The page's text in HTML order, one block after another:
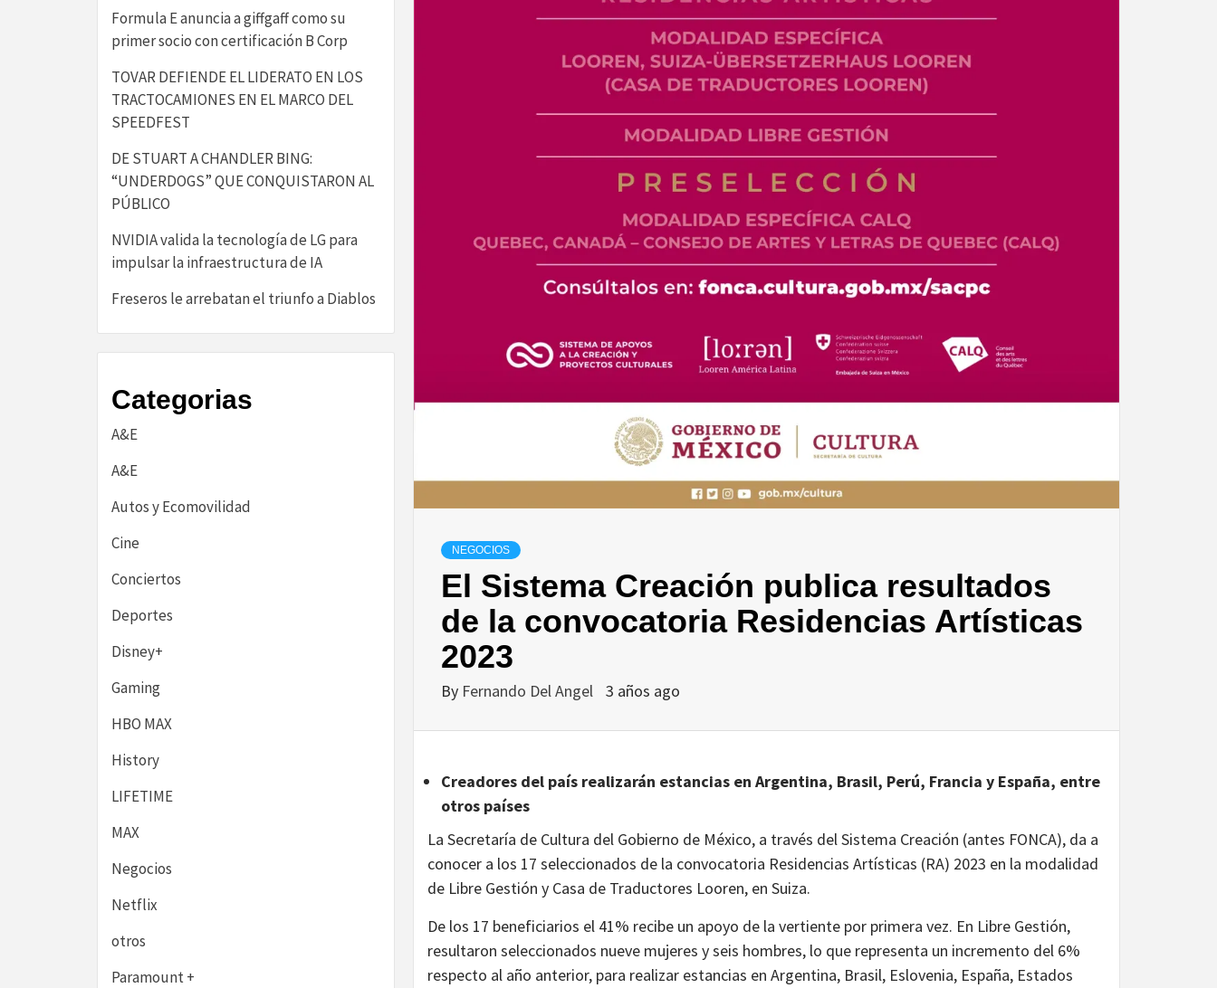
NEGOCIOS
El Sistema Creación publica resultados
de la convocatoria Residencias Artísticas
2023
By Fernando Del Angel 3 años ago
Creadores del país realizarán estancias en Argentina, Brasil, Perú, Francia y España, entre
otros países
La Secretaría de Cultura del Gobierno de México, a través del Sistema Creación (antes FONCA), da a
conocer a los 17 seleccionados de la convocatoria Residencias Artísticas (RA) 2023 en la modalidad
de Libre Gestión y Casa de Traductores Looren, en Suiza.
De los 17 beneficiarios el 41% recibe un apoyo de la vertiente por primera vez. En Libre Gestión,
resultaron seleccionados nueve mujeres y seis hombres, lo que representa un incremento del 6%
respecto al año anterior, para realizar estancias en Argentina, Brasil, Eslovenia, España, Estados
​Formula E anuncia a giffgaff como su
primer socio con certificación B Corp​
TOVAR DEFIENDE EL LIDERATO EN LOS
TRACTOCAMIONES EN EL MARCO DEL
SPEEDFEST
DE STUART A CHANDLER BING:
“UNDERDOGS” QUE CONQUISTARON AL
PÚBLICO
NVIDIA valida la tecnología de LG para
impulsar la infraestructura de IA
Freseros le arrebatan el triunfo a Diablos
Categorias
A&E
A&E
Autos y Ecomovilidad
Cine
Conciertos
Deportes
Disney+
Gaming
HBO MAX
History
LIFETIME
MAX
Negocios
Netflix
otros
Paramount +